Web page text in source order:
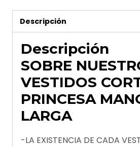
Descripción
Descripción
SOBRE
VESTIDOS
PRINCESA
LARGA
-LA EXISTENCIA DE CADA